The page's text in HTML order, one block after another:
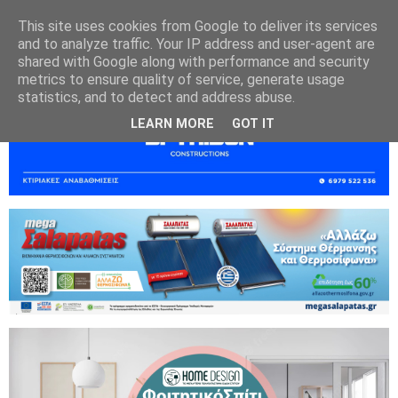
This site uses cookies from Google to deliver its services
and to analyze traffic. Your IP address and user-agent are
shared with Google along with performance and security
metrics to ensure quality of service, generate usage
statistics, and to detect and address abuse.
LEARN MORE GOT IT